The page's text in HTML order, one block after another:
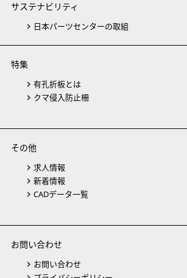
サステナビリティ
日本パーツセンターの取組
特集
有孔折板とは
クマ侵入防止柵
その他
求人情報
新着情報
CADデータ一覧
お問い合わせ
お問い合わせ